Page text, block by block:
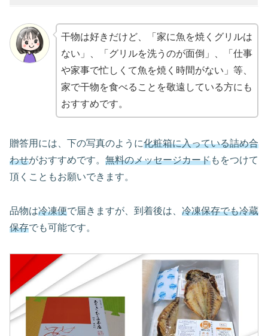
干物は好きだけど、「家に魚を焼くグリルは
ない」、「グリルを洗うのが面倒」、「仕事
や家事で忙しくて魚を焼く時間がない」等、
家で干物を食べることを敬遠している方にも
おすすめです。
贈答用には、下の写真のように化粧箱に入っている詰め合
わせがおすすめです。 無料のメッセージカードもをつけて
頂くこともお願いできます。
品物は冷凍便で届きますが、到着後は、 冷凍保存でも冷蔵
保存でも可能です。